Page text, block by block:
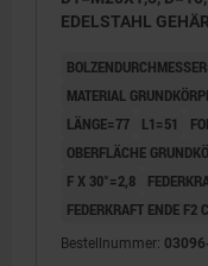
EDELSTAHL
MATERIAL
LÄNGE=77
L1=51
OBERFLÄCHE
F X 30°=2,8
FEDERKRAFT ENDE F2
Bestellnummer: